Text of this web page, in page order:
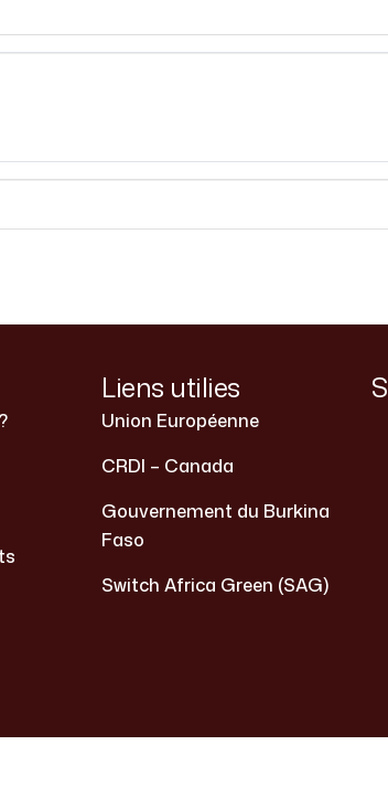
Liens utilies
Union Européenne
CRDI – Canada
Gouvernement du Burkina
Faso
Switch Africa Green (SAG)